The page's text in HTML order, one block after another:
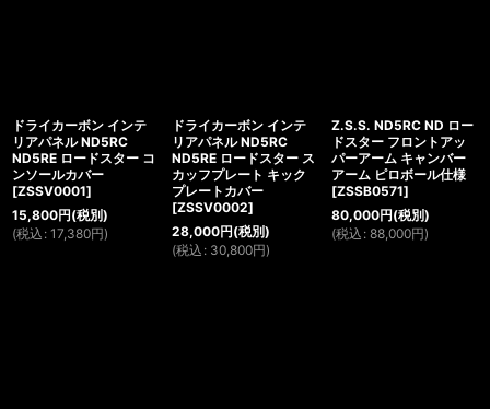
ドライカーボン インテ
リアパネル ND5RC
ND5RE ロードスター コ
ンソールカバー
[ZSSV0001]
15,800円(税別)
(税込 : 17,380円)
ドライカーボン インテ
リアパネル ND5RC
ND5RE ロードスター ス
カッフプレート キック
プレートカバー
[ZSSV0002]
28,000円(税別)
(税込 : 30,800円)
Z.S.S. ND5RC ND ロー
ドスター フロントアッ
パーアーム キャンバー
アーム ピロボール仕様
[ZSSB0571]
80,000円(税別)
(税込 : 88,000円)